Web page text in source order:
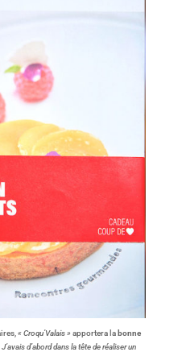
« Croqu’Valais » apportera la bonne
J’avais d’abord dans la tête de réaliser un